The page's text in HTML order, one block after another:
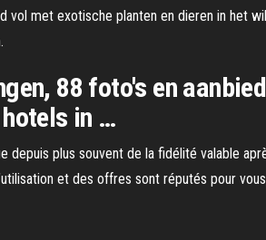
met exotische planten en dieren in het
88 foto's en
hotels in …
depuis plus souvent de la fidélité valable
et des offres sont réputés pour